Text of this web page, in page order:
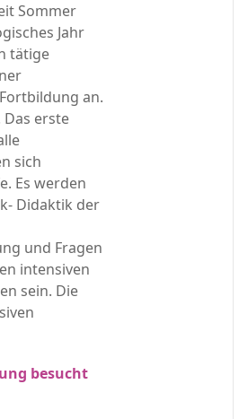
Sommer
Jahr
tätige
an.
erste
sich
Es werden
Didaktik der
und Fragen
intensiven
sein. Die
besucht